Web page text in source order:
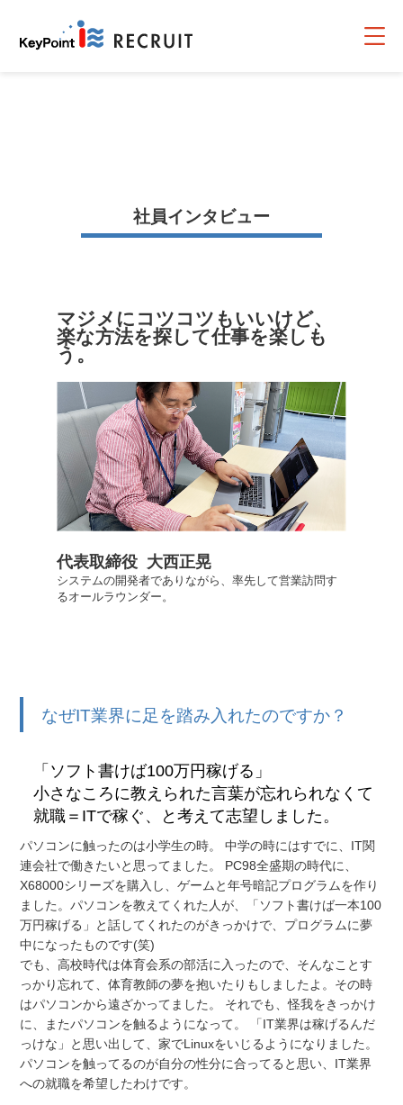
社員インタビュー
マジメにコツコツもいいけど、
楽な方法を探して仕事を楽しも
う。
代表取締役 大西正晃
システムの開発者でありながら、率先して営業訪問す
るオールラウンダー。
なぜIT業界に足を踏み入れたのですか？
「ソフト書けば100万円稼げる」
小さなころに教えられた言葉が忘れられなくて
就職＝ITで稼ぐ、と考えて志望しました。
パソコンに触ったのは小学生の時。 中学の時にはすでに、IT関
連会社で働きたいと思ってました。 PC98全盛期の時代に、
X68000シリーズを購入し、ゲームと年号暗記プログラムを作り
ました。パソコンを教えてくれた人が、「ソフト書けば一本100
万円稼げる」と話してくれたのがきっかけで、プログラムに夢
中になったものです(笑)
でも、高校時代は体育会系の部活に入ったので、そんなことす
っかり忘れて、体育教師の夢を抱いたりもしましたよ。その時
はパソコンから遠ざかってました。 それでも、怪我をきっかけ
に、またパソコンを触るようになって。 「IT業界は稼げるんだ
っけな」と思い出して、家でLinuxをいじるようになりました。
パソコンを触ってるのが自分の性分に合ってると思い、IT業界
への就職を希望したわけです。